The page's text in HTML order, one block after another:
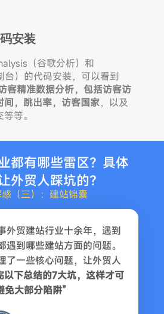
安装
（谷歌分析）和
台）的代码安装，可以看到
客精准数据分析，包括访客访
间，跳出率，访客国家，以及
等。
都有哪些雷区？具体
外贸人踩坑的？
（三）：建站锦囊
外贸建站行业十余年，遇到
遇到哪些建站方面的问题。
了一些核心问题，让外贸人
以下总结的7大坑，这样才可
免大部分陷阱”